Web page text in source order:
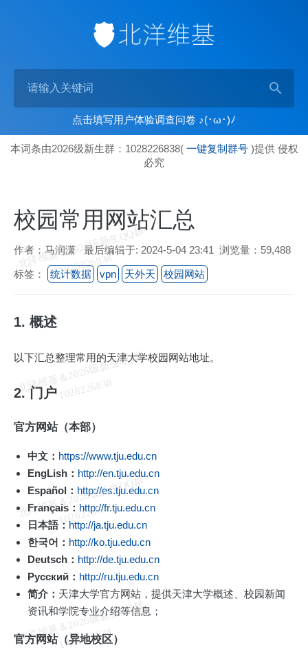
点击填写用户体验调查问卷 ♪(･ω･)ﾉ
本词条由2026级新生群：1028226838( 一键复制群号)提供 侵权
必究
校园常用网站汇总
作者：马润潇 最后编辑于: 2024-5-04 23:41 浏览量：59,488
标签： 统计数据 vpn 天外天 校园网站
1. 概述
以下汇总整理常用的天津大学校园网站地址。
2. 门户
官方网站（本部）
中文： https://www.tju.edu.cn
EngLish： http://en.tju.edu.cn
Español： http://es.tju.edu.cn
Français： http://fr.tju.edu.cn
日本語： http://ja.tju.edu.cn
한국어： http://ko.tju.edu.cn
Deutsch： http://de.tju.edu.cn
Pусский： http://ru.tju.edu.cn
简介： 天津大学官方网站，提供天津大学概述、校园新闻
资讯和学院专业介绍等信息；
官方网站（异地校区）
北
洋
维
基
＆
2
0
2
6
级
新
生
Q
Q
群
1
0
2
8
2
2
6
8
3
8
北
洋
维
基
＆
2
0
2
6
级
新
生
Q
Q
群
1
0
2
8
2
2
6
8
3
8
北
洋
维
基
＆
2
0
2
6
级
新
生
Q
Q
群
1
0
2
8
2
2
6
8
3
8
北
洋
维
基
＆
2
0
2
6
级
新
生
Q
Q
群
1
0
2
8
2
2
6
8
3
8